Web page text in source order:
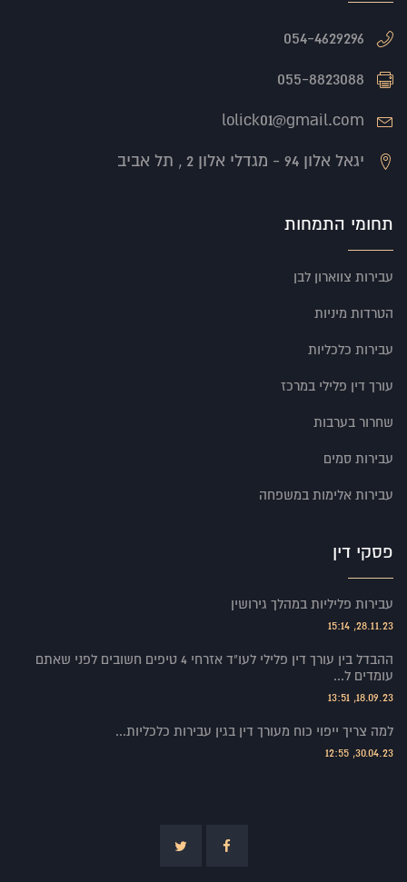
054-4629296
055-8823088
lolick01@gmail.com
יגאל אלון 94 - מגדלי אלון 2 , תל אביב
תחומי התמחות
עבירות צווארון לבן
הטרדות מיניות
עבירות כלכליות
עורך דין פלילי במרכז
שחרור בערבות
עבירות סמים
עבירות אלימות במשפחה
פסקי דין
עבירות פליליות במהלך גירושין
28.11.23, 15:14
ההבדל בין עורך דין פלילי לעו"ד אזרחי 4 טיפים חשובים לפני שאתם
עומדים ל...
18.09.23, 13:51
למה צריך ייפוי כוח מעורך דין בגין עבירות כלכליות...
30.04.23, 12:55